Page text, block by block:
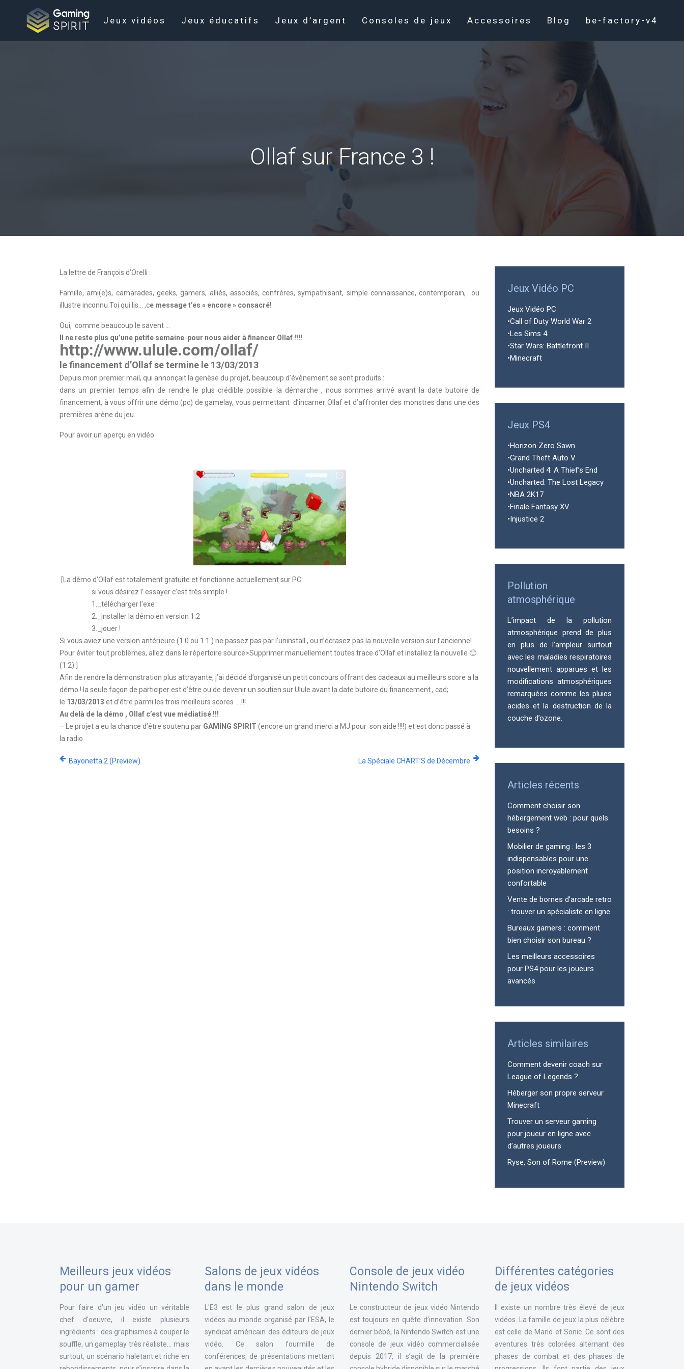
Jeux vidéos Jeux éducatifs Jeux d’argent Consoles de jeux Accessoires Blog be-factory-v4
Ollaf sur France 3 !
La lettre de François d’Orelli :
Famille, ami(e)s, camarades, geeks, gamers, alliés, associés, confrères, sympathisant, simple connaissance, contemporain, ou
illustre inconnu Toi qui lis… ,ce message t’es « encore » consacré!
Oui, comme beaucoup le savent …
Il ne reste plus qu’une petite semaine pour nous aider à financer Ollaf !!!!
http://www.ulule.com/ollaf/
le financement d’Ollaf se termine le 13/03/2013
Depuis mon premier mail, qui annonçait la genèse du projet, beaucoup d’évènement se sont produits :
dans un premier temps afin de rendre le plus crédible possible la démarche , nous sommes arrivé avant la date butoire de
financement, à vous offrir une démo (pc) de gamelay, vous permettant d’incarner Ollaf et d’affronter des monstres dans une des
premières arène du jeu.
Pour avoir un aperçu en vidéo
[La démo d’Ollaf est totalement gratuite et fonctionne actuellement sur PC
si vous désirez l’ essayer c’est très simple !
1._télécharger l’exe :
2._installer la démo en version 1.2
3._jouer !
Si vous aviez une version antérieure (1.0 ou 1.1 ) ne passez pas par l’uninstall , ou n’écrasez pas la nouvelle version sur l’ancienne!
Pour éviter tout problèmes, allez dans le répertoire source>Supprimer manuellement toutes trace d’Ollaf et installez la nouvelle 🙂
(1.2) ]
Afin de rendre la démonstration plus attrayante, j’ai décidé d’organisé un petit concours offrant des cadeaux au meilleurs score a la
démo ! la seule façon de participer est d’être ou de devenir un soutien sur Ulule avant la date butoire du financement , cad;
le 13/03/2013 et d’être parmi les trois meilleurs scores ….!!!
Au delà de la démo , Ollaf c’est vue médiatisé !!!
– Le projet a eu la chance d’être soutenu par GAMING SPIRIT (encore un grand merci a MJ pour son aide !!!!) et est donc passé à
la radio
Bayonetta 2 (Preview) La Spéciale CHART’S de Décembre
Jeux Vidéo PC
Jeux Vidéo PC
•Call of Duty World War 2
•Les Sims 4
•Star Wars: Battlefront II
•Minecraft
Jeux PS4
•Horizon Zero Sawn
•Grand Theft Auto V
•Uncharted 4: A Thief’s End
•Uncharted: The Lost Legacy
•NBA 2K17
•Finale Fantasy XV
•Injustice 2
Pollution
atmosphérique
L’impact de la pollution
atmosphérique prend de plus
en plus de l’ampleur surtout
avec les maladies respiratoires
nouvellement apparues et les
modifications atmosphériques
remarquées comme les pluies
acides et la destruction de la
couche d’ozone.
Articles récents
Comment choisir son
hébergement web : pour quels
besoins ?
Mobilier de gaming : les 3
indispensables pour une
position incroyablement
confortable
Vente de bornes d’arcade retro
: trouver un spécialiste en ligne
Bureaux gamers : comment
bien choisir son bureau ?
Les meilleurs accessoires
pour PS4 pour les joueurs
avancés
Articles similaires
Comment devenir coach sur
League of Legends ?
Héberger son propre serveur
Minecraft
Trouver un serveur gaming
pour joueur en ligne avec
d’autres joueurs
Ryse, Son of Rome (Preview)
Meilleurs jeux vidéos
pour un gamer
Pour faire d'un jeu vidéo un véritable
chef d'oeuvre, il existe plusieurs
ingrédients : des graphismes à couper le
souffle, un gameplay très réaliste... mais
surtout, un scénario haletant et riche en
Salons de jeux vidéos
dans le monde
L'E3 est le plus grand salon de jeux
vidéos au monde organisé par l'ESA, le
syndicat américain des éditeurs de jeux
vidéo. Ce salon fourmille de
conférences, de présentations mettant
Console de jeux vidéo
Nintendo Switch
Le constructeur de jeux vidéo Nintendo
est toujours en quête d’innovation. Son
dernier bébé, la Nintendo Switch est une
console de jeux vidéo commercialisée
depuis 2017, il s’agit de la première
Différentes catégories
de jeux vidéos
Il existe un nombre très élevé de jeux
vidéos. La famille de jeux la plus célèbre
est celle de Mario et Sonic. Ce sont des
aventures très colorées alternant des
phases de combat et des phases de